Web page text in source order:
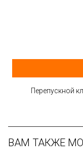
Перепускной
ВАМ ТАКЖЕ